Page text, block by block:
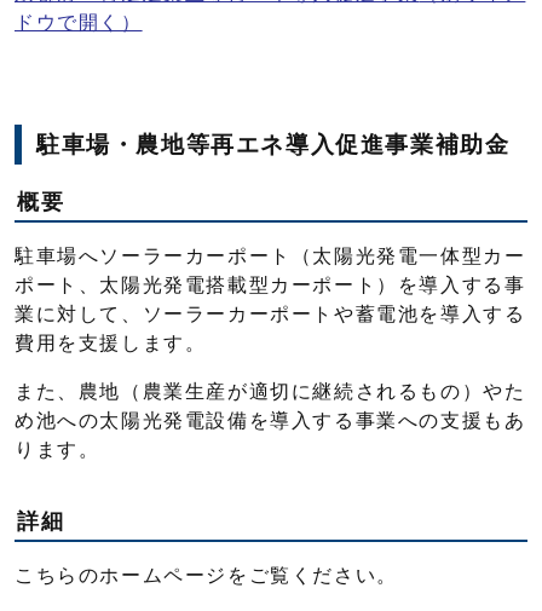
ドウで開く）
駐車場・農地等再エネ導入促進事業補助金
概要
駐車場へソーラーカーポート（太陽光発電一体型カー
ポート、太陽光発電搭載型カーポート）を導入する事
業に対して、ソーラーカーポートや蓄電池を導入する
費用を支援します。
また、農地（農業生産が適切に継続されるもの）やた
め池への太陽光発電設備を導入する事業への支援もあ
ります。
詳細
こちらのホームページをご覧ください。